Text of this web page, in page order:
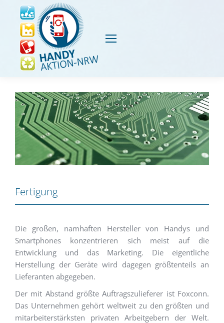
Fertigung
Die großen, namhaften Hersteller von Handys und
Smartphones konzentrieren sich meist auf die
Entwicklung und das Marketing. Die eigentliche
Herstellung der Geräte wird dagegen größtenteils an
Lieferanten abgegeben.
Der mit Abstand größte Auftragszulieferer ist Foxconn.
Das Unternehmen gehört weltweit zu den größten und
mitarbeiterstärksten privaten Arbeitgebern der Welt.